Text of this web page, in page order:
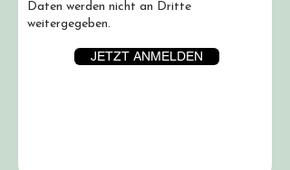
Daten werden nicht an Dritte
weitergegeben.
JETZT ANMELDEN